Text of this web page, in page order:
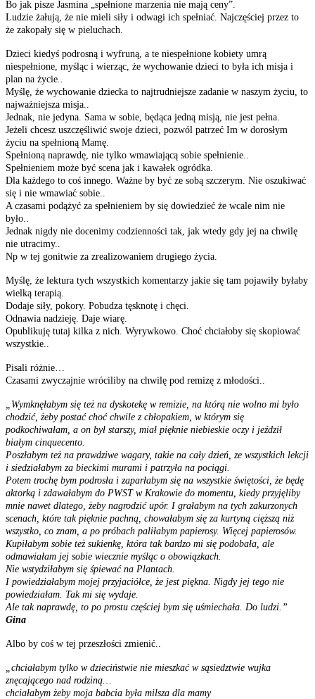
Bo jak pisze Jasmina „spełnione marzenia nie mają ceny”.
Ludzie żałują, że nie mieli siły i odwagi ich spełniać. Najczęściej przez to
że zakopały się w pieluchach.
Dzieci kiedyś podrosną i wyfruną, a te niespełnione kobiety umrą
niespełnione, myśląc i wierząc, że wychowanie dzieci to była ich misja i
plan na życie..
Myślę, że wychowanie dziecka to najtrudniejsze zadanie w naszym życiu, to
najważniejsza misja..
Jednak, nie jedyna. Sama w sobie, będąca jedną misją, nie jest pełna.
Jeżeli chcesz uszczęśliwić swoje dzieci, pozwól patrzeć Im w dorosłym
życiu na spełnioną Mamę.
Spełnioną naprawdę, nie tylko wmawiającą sobie spełnienie..
Spełnieniem może być scena jak i kawałek ogródka.
Dla każdego to coś innego. Ważne by być ze sobą szczerym. Nie oszukiwać
się i nie wmawiać sobie..
A czasami podążyć za spełnieniem by się dowiedzieć że wcale nim nie
było..
Jednak nigdy nie docenimy codzienności tak, jak wtedy gdy jej na chwilę
nie utracimy..
Np w tej gonitwie za zrealizowaniem drugiego życia.
Myślę, że lektura tych wszystkich komentarzy jakie się tam pojawiły byłaby
wielką terapią.
Dodaje siły, pokory. Pobudza tęsknotę i chęci.
Odnawia nadzieję. Daje wiarę.
Opublikuję tutaj kilka z nich. Wyrywkowo. Choć chciałoby się skopiować
wszystkie..
Pisali różnie…
Czasami zwyczajnie wróciliby na chwilę pod remizę z młodości..
„Wymknęłabym się też na dyskotekę w remizie, na którą nie wolno mi było
chodzić, żeby postać choć chwile z chłopakiem, w którym się
podkochiwałam, a on był starszy, miał pięknie niebieskie oczy i jeździł
białym cinquecento.
Poszłabym też na prawdziwe wagary, takie na cały dzień, ze wszystkich lekcji
i siedziałabym za bieckimi murami i patrzyła na pociągi.
Potem trochę bym podrosła i zaparłabym się na wszystkie świętości, że będę
aktorką i zdawałabym do PWST w Krakowie do momentu, kiedy przyjęliby
mnie nawet dlatego, żeby nagrodzić upór. I grałabym na tych zakurzonych
scenach, które tak pięknie pachną, chowałabym się za kurtyną cięższą niż
wszystko, co znam, a po próbach paliłabym papierosy. Więcej papierosów.
Kupiłabym sobie też sukienkę, która tak bardzo mi się podobała, ale
odmawiałam jej sobie wiecznie myśląc o obowiązkach.
Nie wstydziłabym się śpiewać na Plantach.
I powiedziałabym mojej przyjaciółce, że jest piękna. Nigdy jej tego nie
powiedziałam. Tak mi się wydaje.
Ale tak naprawdę, to po prostu częściej bym się uśmiechała. Do ludzi.”
Gina
Albo by coś w tej przeszłości zmienić..
„chciałabym tylko w dzieciństwie nie mieszkać w sąsiedztwie wujka
znęcającego nad rodziną…
chciałabym żeby moja babcia była milsza dla mamy